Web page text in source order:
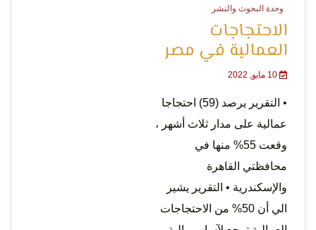
التعبير
وحقوق
وحدة البحوث والنشر
الاحتجاجات
العمالية في مصر
10 مايو, 2022
• التقرير يرصد (59) احتجاجا
عمالية على مدار ثلاث أشهر ،
وقعت 55% منها في
محافظتي القاهرة
والإسكندرية • التقرير يشير
الي أن 50% من الاحتجاجات